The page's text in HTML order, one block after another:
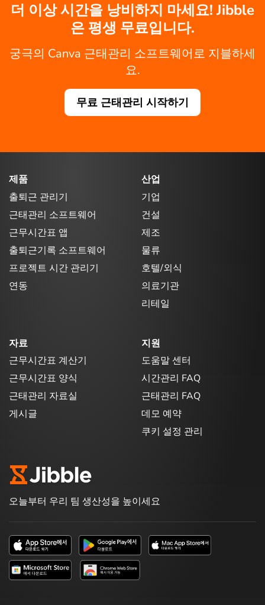
더 이상 시간을 낭비하지 마세요! Jibble
은 평생 무료입니다.
궁극의 Canva 근태관리 소프트웨어로 지블하세
요.
무료 근태관리 시작하기
제품
출퇴근 관리기
근태관리 소프트웨어
근무시간표 앱
출퇴근기록 소프트웨어
프로젝트 시간 관리기
연동
산업
기업
건설
제조
물류
호텔/외식
의료기관
리테일
자료
근무시간표 계산기
근무시간표 양식
근태관리 자료실
게시글
지원
도움말 센터
시간관리 FAQ
근태관리 FAQ
데모 예약
쿠키 설정 관리
오늘부터 우리 팀 생산성을 높이세요